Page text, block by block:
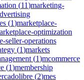
(11)marketing-
(1)marketplace-
optimization
seller-operations
(1)markets
(1)mcommerce
(1)membership
(2)mes